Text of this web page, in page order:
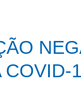
COVID-